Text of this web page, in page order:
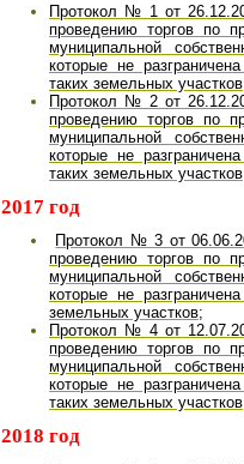
Протокол № 1 от
проведению торгов по
муниципальной
которые не
таких земельных
Протокол № 2 от
проведению торгов по
муниципальной
которые не
таких земельных
2017 год
Протокол № 3 от
проведению торгов по
муниципальной
которые не
земельных участков;
Протокол № 4 от
проведению торгов по
муниципальной
которые не
таких земельных
2018 год